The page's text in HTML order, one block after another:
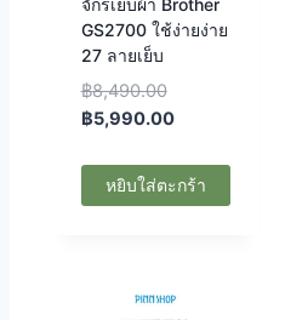
จักรเย็บผ้า Brother
GS2700 ใช้ง่ายง่าย
27 ลายเย็บ
฿8,490.00
฿5,990.00
หยิบใส่ตะกร้า